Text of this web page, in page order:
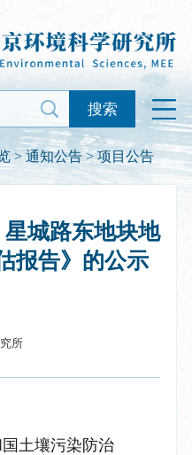
搜索
>通知公告>项目公告
城路东地块地
报告》的公示
所
土壤污染防治